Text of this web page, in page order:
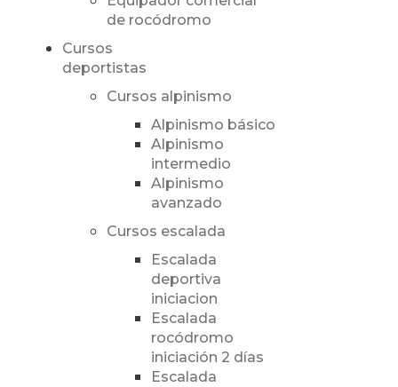
de rocódromo
Cursos
deportistas
Cursos alpinismo
Alpinismo básico
Alpinismo
intermedio
Alpinismo
avanzado
Cursos escalada
Escalada
deportiva
iniciacion
Escalada
rocódromo
iniciación 2 días
Escalada